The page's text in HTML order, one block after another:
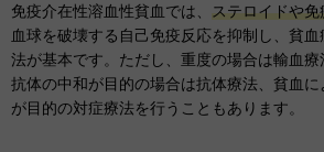
免疫介在性溶血性貧血では、 ステロイドや免
血球を破壊する自己免疫反応を抑制し、貧
法が基本です。ただし、重度の場合は輸血
抗体の中和が目的の場合は抗体療法、貧血
が目的の対症療法を行うこともあります。